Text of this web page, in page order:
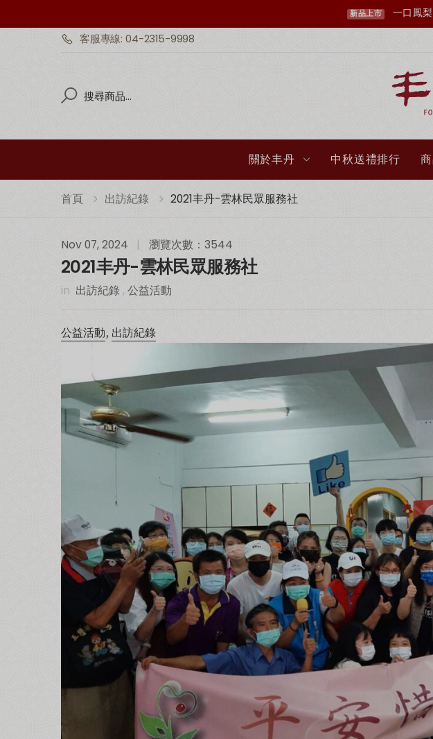
新品上市 一口鳳
超取滿
全新亮相
客服專線: 04-2315-9998
Search
Search
關於丰丹 中秋送禮排行
首頁 出訪紀錄 2021丰丹-雲林民眾服務社
Nov 07, 2024 瀏覽次數：3544
2021丰丹-雲林民眾服務社
in 出訪紀錄 , 公益活動
公益活動, 出訪紀錄